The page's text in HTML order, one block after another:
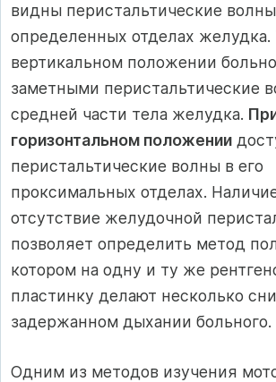
видны перистальтические
определенных отделах желудка.
вертикальном положении
заметными перистальтические
средней части тела желудка.
горизонтальном положении
перистальтические волны в его
проксимальных отделах.
отсутствие желудочной
позволяет определить метод
котором на одну и ту же
пластинку делают несколько
задержанном дыхании больного.
Одним из методов изучения